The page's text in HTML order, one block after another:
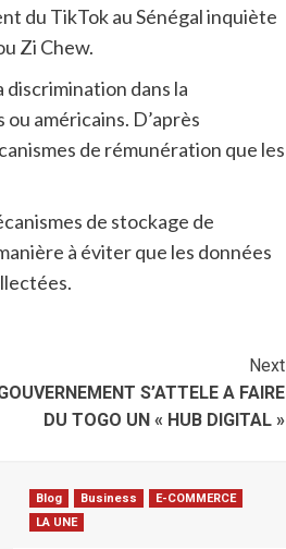
du TikTok au Sénégal inquiète
Zi Chew.
discrimination dans la
américains. D’après
de rémunération que les
de stockage de
à éviter que les données
Next
S’ATTELE A FAIRE
DU TOGO UN « HUB DIGITAL »
Blog Business
E-COMMERCE
LA UNE